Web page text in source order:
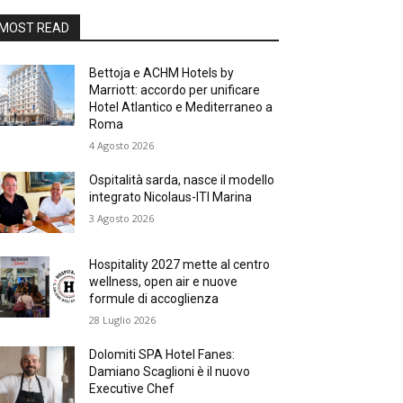
READ
Bettoja e ACHM Hotels by
Marriott: accordo per unificare
Hotel Atlantico e Mediterraneo a
Roma
4 Agosto 2026
Ospitalità sarda, nasce il modello
integrato Nicolaus-ITI Marina
3 Agosto 2026
Hospitality 2027 mette al centro
wellness, open air e nuove
formule di accoglienza
28 Luglio 2026
Dolomiti SPA Hotel Fanes:
Damiano Scaglioni è il nuovo
Executive Chef